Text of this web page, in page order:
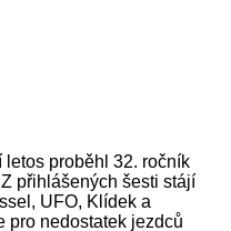
letos proběhl 32. ročník
přihlášených šesti stájí
UFO, Klídek a
pro nedostatek jezdců